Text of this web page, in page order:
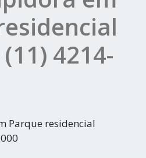
4214-
Parque residencial